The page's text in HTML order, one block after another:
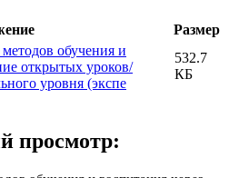
Размер
обучения и
открытых уроков/
уровня (экспе
532.7
КБ
просмотр: